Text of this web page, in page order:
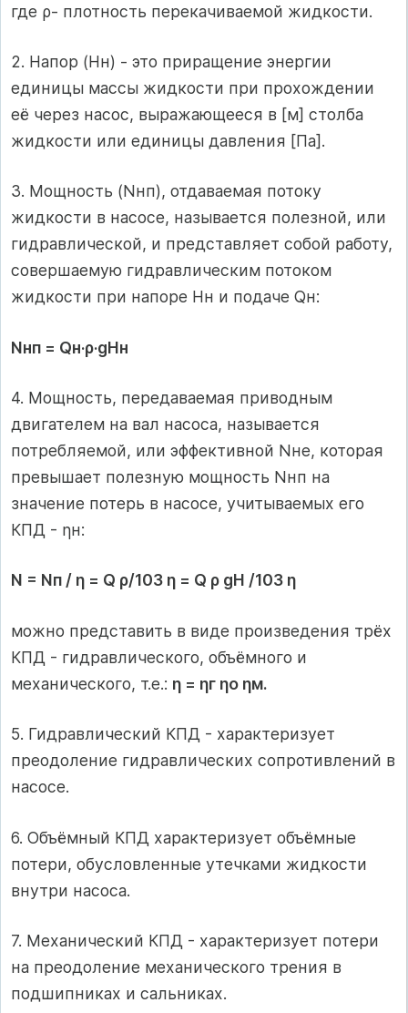
где ρ- плотность перекачиваемой жидкости.
2. Напор (Нн) - это приращение энергии
единицы массы жидкости при прохождении
её через насос, выражающееся в [м] столба
жидкости или единицы давления [Па].
3. Мощность (Nнп), отдаваемая потоку
жидкости в насосе, называется полезной, или
гидравлической, и представляет собой работу,
совершаемую гидравлическим потоком
жидкости при напоре Нн и подаче Qн:
Nнп = Qн·ρ·gНн
4. Мощность, передаваемая приводным
двигателем на вал насоса, называется
потребляемой, или эффективной Nне, которая
превышает полезную мощность Nнп на
значение потерь в насосе, учитываемых его
КПД - ηн:
N = Nп / η = Q ρ/103 η = Q ρ gН /103 η
можно представить в виде произведения трёх
КПД - гидравлического, объёмного и
механического, т.е.: η = ηг ηо ηм.
5. Гидравлический КПД - характеризует
преодоление гидравлических сопротивлений в
насосе.
6. Объёмный КПД характеризует объёмные
потери, обусловленные утечками жидкости
внутри насоса.
7. Механический КПД - характеризует потери
на преодоление механического трения в
подшипниках и сальниках.